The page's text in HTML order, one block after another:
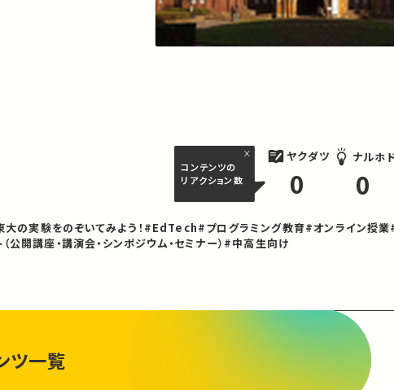
コンテンツの
リアクション数
ヤクダツ
0
ナルホ
0
大の実験をのぞいてみよう！ #EdTech#プログラミング教育#オンライン授業
公開講座・講演会・シンポジウム・セミナー） #中高生向け
ツ一覧